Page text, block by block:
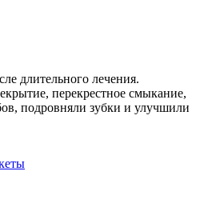
длительного лечения.
перекрестное смыкание,
подровняли зубки и улучшили